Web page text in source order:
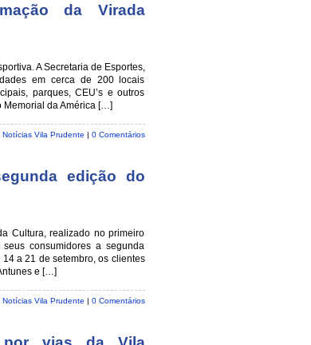
da Virada
A Secretaria de Esportes,
em cerca de 200 locais
parques, CEU’s e outros
Memorial da América […]
Notícias Vila Prudente | 0 Comentários
edição do
Cultura, realizado no primeiro
consumidores a segunda
a 21 de setembro, os clientes
e […]
Notícias Vila Prudente | 0 Comentários